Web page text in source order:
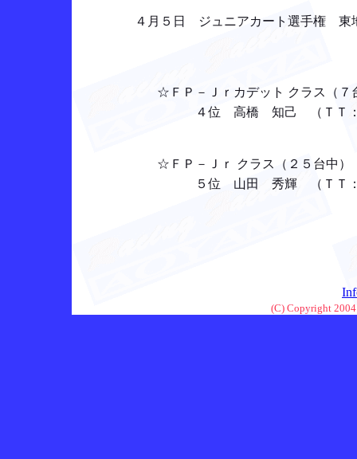
４月５日 ジュニアカート選手権
☆ＦＰ－Ｊｒカデット クラス（７
４位 高橋 知己 （ＴＴ：
☆ＦＰ－Ｊｒ クラス（２５台中）
５位 山田 秀輝 （ＴＴ：
(C) Copyright